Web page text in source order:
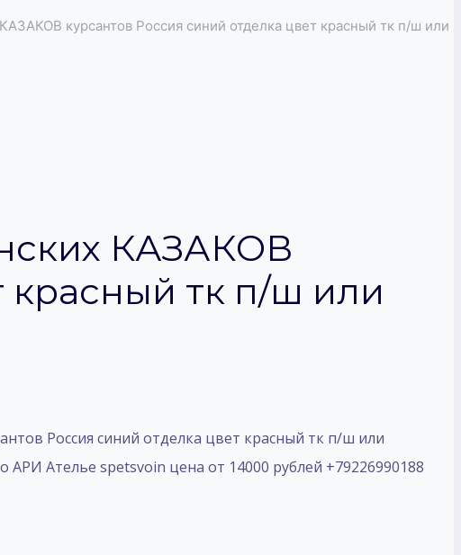
курсантов Россия синий отделка цвет красный тк п/ш или
КАЗАКОВ
красный тк п/ш или
Россия синий отделка цвет красный тк п/ш или
Ателье spetsvoin цена от 14000 рублей +79226990188